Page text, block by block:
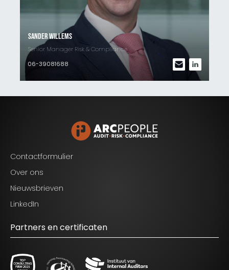
Roy van Buuren
Senior Manager IT Audit & Risk
06-42095266
Contactformulier
Over ons
Nieuwsbrieven
LinkedIn
Partners en certificaten
gebied van Audit, Risk en Compliance.